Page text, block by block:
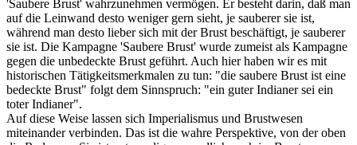
'Saubere Brust' wahrzunehmen vermögen. Er besteht darin, daß man
auf die Leinwand desto weniger gern sieht, je sauberer sie ist,
während man desto lieber sich mit der Brust beschäftigt, je sauberer
sie ist. Die Kampagne 'Saubere Brust' wurde zumeist als Kampagne
gegen die unbedeckte Brust geführt. Auch hier haben wir es mit
historischen Tätigkeitsmerkmalen zu tun: "die saubere Brust ist eine
bedeckte Brust" folgt dem Sinnspruch: "ein guter Indianer sei ein
toter Indianer".
Auf diese Weise lassen sich Imperialismus und Brustwesen
miteinander verbinden. Das ist die wahre Perspektive, von der oben